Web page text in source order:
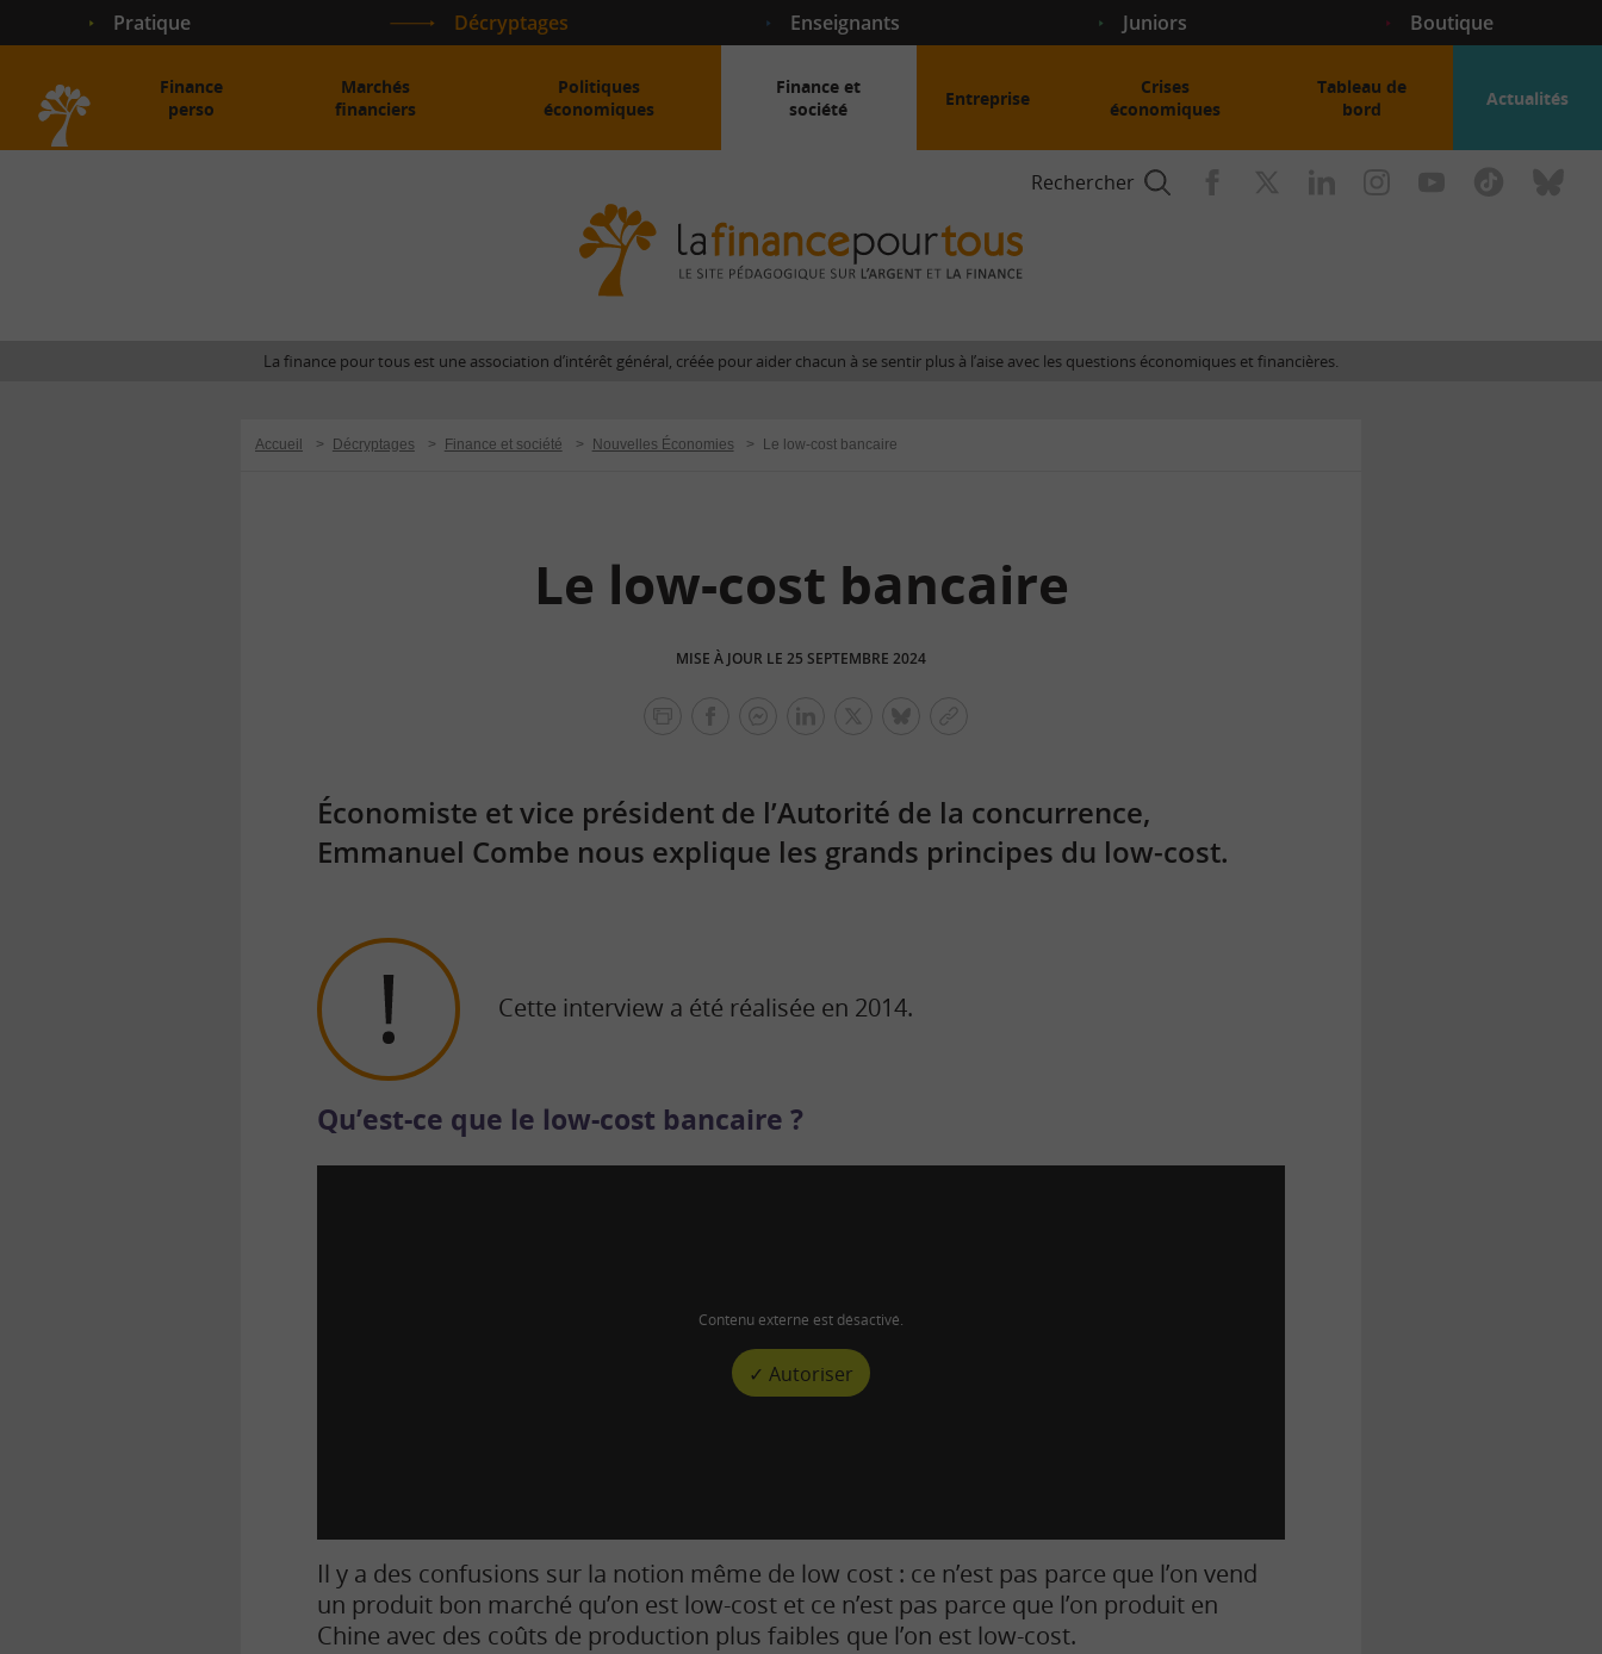
Pratique Décryptages Enseignants Juniors Boutique
Finance
perso
Marchés
financiers
Politiques
économiques
Finance et
société
Entreprise
Crises
économiques
Tableau de
bord
Actualités
Rechercher
finance
site
La finance pour tous est une association d’intérêt général, créée pour aider chacun à se sentir plus à l’aise avec les questions économiques et financières.
Accueil > Décryptages > Finance et société > Nouvelles Économies > Le low-cost bancaire
Le low-cost bancaire
MISE À JOUR LE 25 SEPTEMBRE 2024
Économiste et vice président de l’Autorité de la concurrence,
Emmanuel Combe nous explique les grands principes du low-cost.
Cette interview a été réalisée en 2014.
Qu’est-ce que le low-cost bancaire ?
Contenu externe est désactivé.
✓ Autoriser
Il y a des confusions sur la notion même de low cost : ce n’est pas parce que l’on vend
un produit bon marché qu’on est low-cost et ce n’est pas parce que l’on produit en
Chine avec des coûts de production plus faibles que l’on est low-cost.